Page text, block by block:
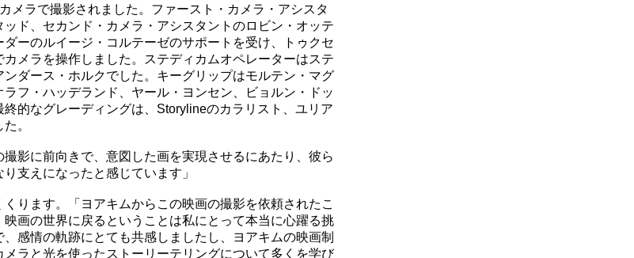
メラで撮影されました。ファースト・カメラ・アシスタ
ッド、セカンド・カメラ・アシスタントのロビン・オッテ
ダーのルイージ・コルテーゼのサポートを受け、トゥクセ
カメラを操作しました。ステディカムオペレーターはステ
ンダース・ホルクでした。キーグリップはモルテン・マグ
ラフ・ハッデランド、ヤール・ヨンセン、ビョルン・ドッ
的なグレーディングは、Storylineのカラリスト、ユリア
。
撮影に前向きで、意図した画を実現させるにあたり、彼ら
支えになったと感じています」
くります。「ヨアキムからこの映画の撮影を依頼されたこ
映画の世界に戻るということは私にとって本当に心躍る挑
感情の軌跡にとても共感しましたし、ヨアキムの映画制
ラと光を使ったストーリーテリングについて多くを学び